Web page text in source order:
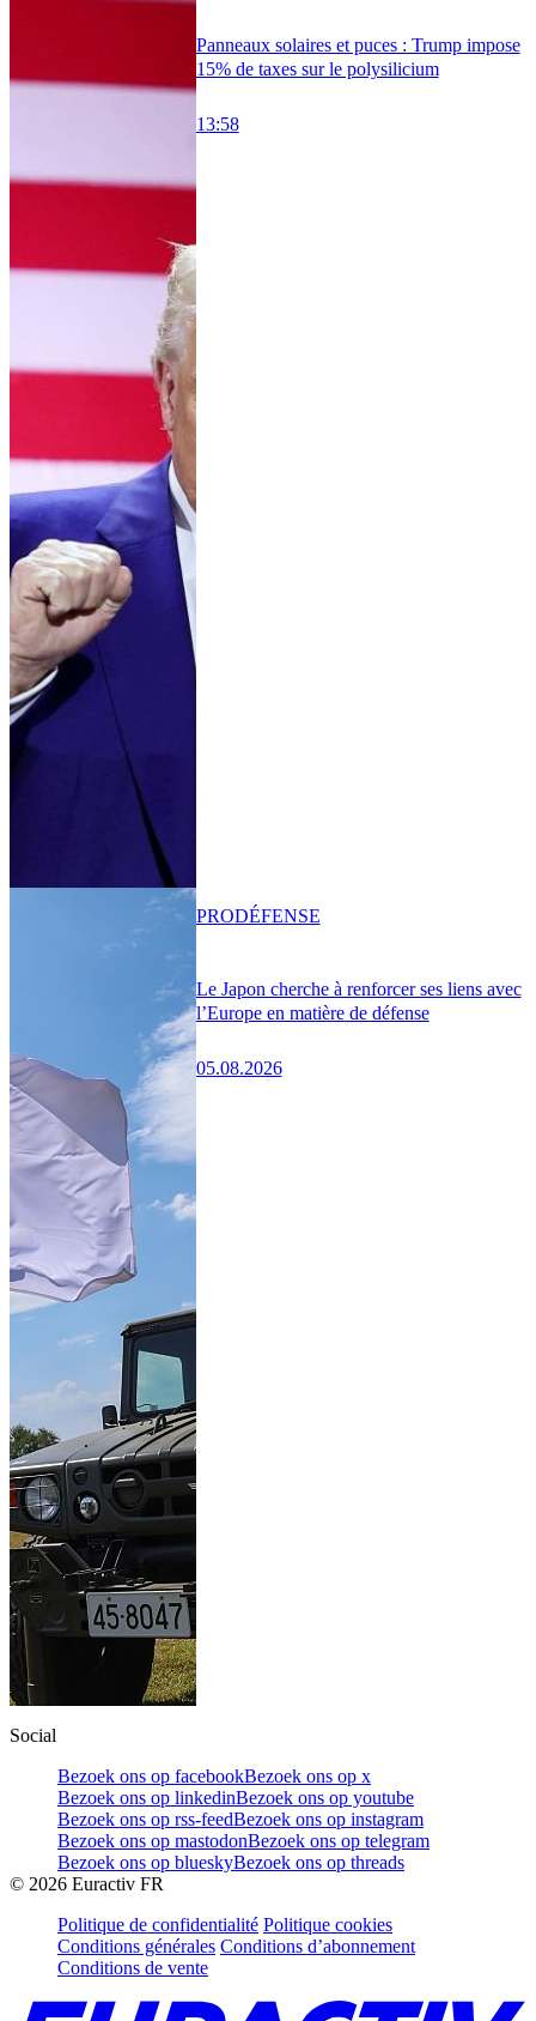
Panneaux solaires et puces : Trump impose
15% de taxes sur le polysilicium
13:58
Le Japon cherche à renforcer ses liens avec
l’Europe en matière de défense
05.08.2026
PRODÉFENSE
Social
Bezoek ons op facebookBezoek ons op x
Bezoek ons op linkedinBezoek ons op youtube
Bezoek ons op rss-feedBezoek ons op instagram
Bezoek ons op mastodonBezoek ons op telegram
Bezoek ons op blueskyBezoek ons op threads
© 2026 Euractiv FR
Politique de confidentialité Politique cookies
Conditions générales Conditions d’abonnement
Conditions de vente